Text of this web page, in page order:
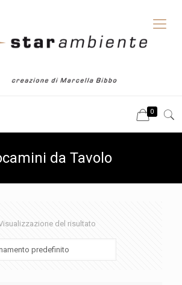
0
da Tavolo
del risultato